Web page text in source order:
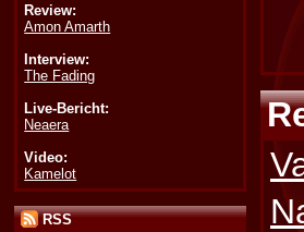
Review:
Amon Amarth
Interview:
The Fading
Live-Bericht:
Neaera
Video:
Kamelot
RSS